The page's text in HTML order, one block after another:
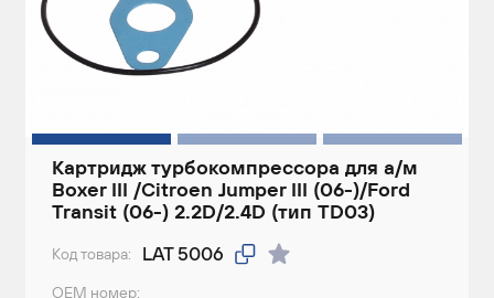
Картридж турбокомпрессора для а/м
Boxer III /Citroen Jumper III (06-)/Ford
Transit (06-) 2.2D/2.4D (тип TD03)
Код товара: LAT 5006
ОЕМ номер: